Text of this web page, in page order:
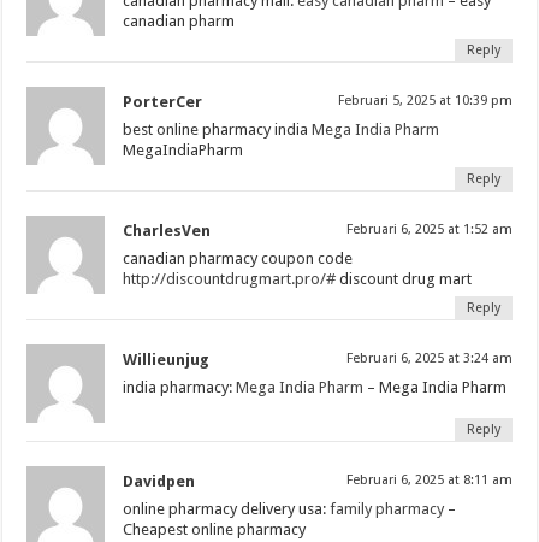
canadian pharm
Reply
PorterCer Februari 5, 2025 at 10:39 pm
best online pharmacy indiaMega India Pharm
MegaIndiaPharm
Reply
CharlesVen Februari 6, 2025 at 1:52 am
canadian pharmacy coupon code
http://discountdrugmart.pro/# discount drug mart
Reply
Willieunjug Februari 6, 2025 at 3:24 am
india pharmacy:Mega India Pharm – Mega India Pharm
Reply
Davidpen Februari 6, 2025 at 8:11 am
online pharmacy delivery usa:family pharmacy –
Cheapest online pharmacy